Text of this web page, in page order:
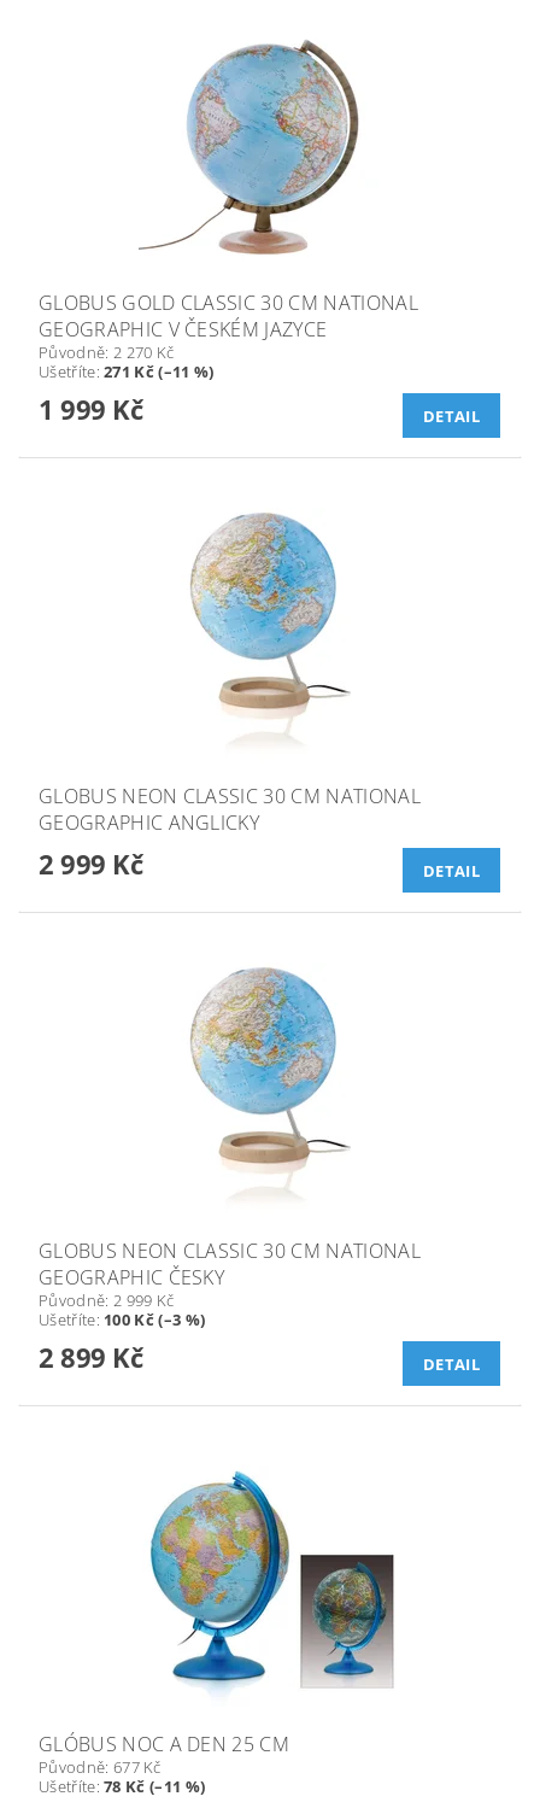
GLOBUS GOLD CLASSIC 30 CM NATIONAL
GEOGRAPHIC V ČESKÉM JAZYCE
Původně: 2 270 Kč
Ušetříte:271 Kč (–11 %)
1 999 Kč DETAIL
GLOBUS NEON CLASSIC 30 CM NATIONAL
GEOGRAPHIC ANGLICKY
2 999 Kč DETAIL
GLOBUS NEON CLASSIC 30 CM NATIONAL
GEOGRAPHIC ČESKY
Původně: 2 999 Kč
Ušetříte: 100 Kč (–3 %)
2 899 Kč DETAIL
GLÓBUS NOC A DEN 25 CM
Původně: 677 Kč
Ušetříte:78 Kč (–11 %)